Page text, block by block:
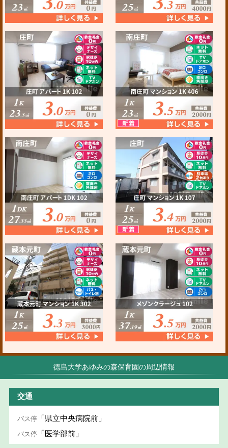
徳島大学あゆみの森保育園の周辺情報
交通
バス停 「県立中央病院前」
バス停 「医学部前」